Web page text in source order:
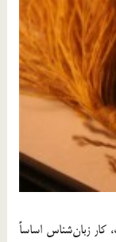
كار زبان‌شناس اساساً